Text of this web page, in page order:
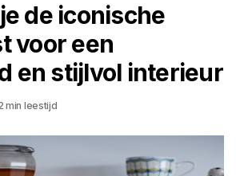
de iconische
voor een
en stijlvol interieur
min leestijd